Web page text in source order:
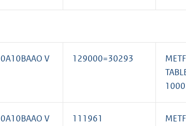
0A10BAAO V 129000=30293
0A10BAAO V 111961